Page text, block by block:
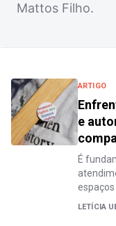
Mattos Filho.
ARTIGO
e
É
LETÍCIA